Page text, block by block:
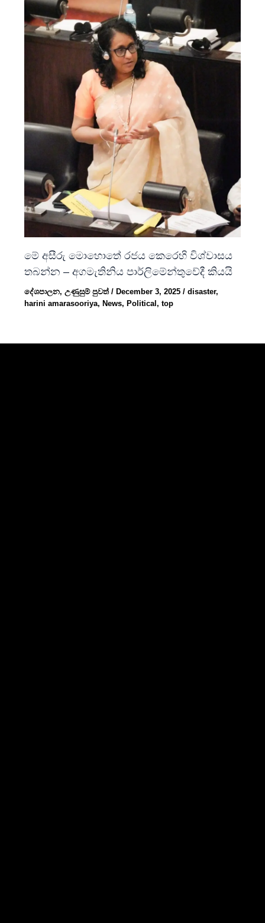
මේ අසීරු මොහොතේ රජය කෙරෙහි විශ්වාසය
තබන්න – අගමැතිනිය පාර්ලිමේන්තුවේදී කියයි
දේශපාලන,උණුසුම් පුවත්/December 3, 2025/disaster,
harini amarasooriya,News,Political,top